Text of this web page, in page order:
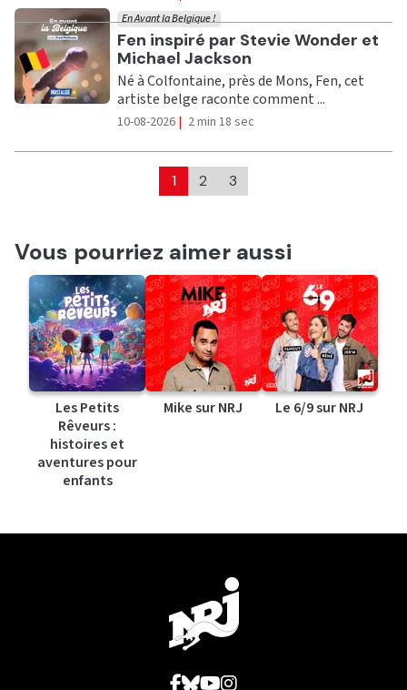
Ecouter
Fen inspiré par Stevie Wonder et
Michael Jackson
En Avant la Belgique !
Né à Colfontaine, près de Mons, Fen, cet
artiste belge raconte comment ...
10-08-2026 | 2 min 18 sec
1 2 3
Vous pourriez aimer aussi
Les Petits
Rêveurs :
histoires et
aventures pour
enfants
Mike sur NRJ Le 6/9 sur NRJ